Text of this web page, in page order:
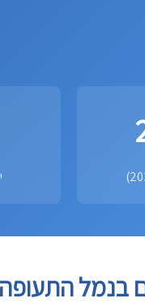
בנמל התעופה